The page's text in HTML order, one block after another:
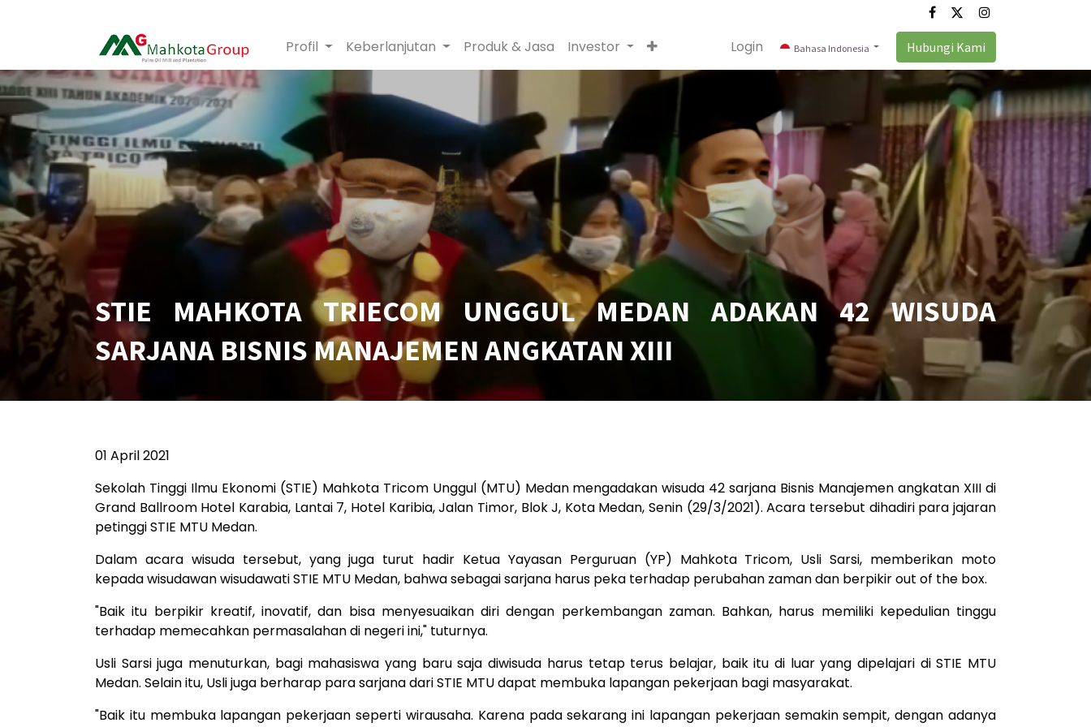
Profil Keberlanjutan Produk & Jasa Investor Login Bahasa Indonesia Hubungi Kami
STIE MAHKOTA TRIECOM UNGGUL MEDAN ADAKAN 42 WISUDA
SARJANA BISNIS MANAJEMEN ANGKATAN XIII
01 April 2021
Sekolah Tinggi Ilmu Ekonomi (STIE) Mahkota Tricom Unggul (MTU) Medan mengadakan wisuda 42 sarjana Bisnis Manajemen angkatan XIII di
Grand Ballroom Hotel Karabia, Lantai 7, Hotel Karibia, Jalan Timor, Blok J, Kota Medan, Senin (29/3/2021). Acara tersebut dihadiri para jajaran
petinggi STIE MTU Medan.
Dalam acara wisuda tersebut, yang juga turut hadir Ketua Yayasan Perguruan (YP) Mahkota Tricom, Usli Sarsi, memberikan moto
kepada wisudawan wisudawati STIE MTU Medan, bahwa sebagai sarjana harus peka terhadap perubahan zaman dan berpikir out of the box.
"Baik itu berpikir kreatif, inovatif, dan bisa menyesuaikan diri dengan perkembangan zaman. Bahkan, harus memiliki kepedulian tinggu
terhadap memecahkan permasalahan di negeri ini," tuturnya.
Usli Sarsi juga menuturkan, bagi mahasiswa yang baru saja diwisuda harus tetap terus belajar, baik itu di luar yang dipelajari di STIE MTU
Medan. Selain itu, Usli juga berharap para sarjana dari STIE MTU dapat membuka lapangan pekerjaan bagi masyarakat.
"Baik itu membuka lapangan pekerjaan seperti wirausaha. Karena pada sekarang ini lapangan pekerjaan semakin sempit, dengan adanya